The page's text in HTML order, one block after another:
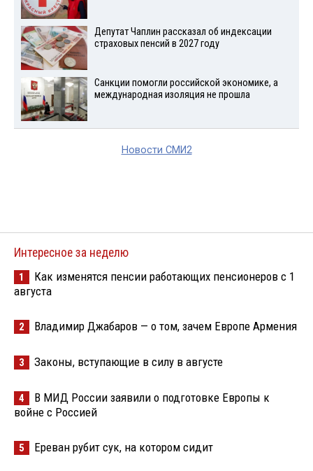
Депутат Чаплин рассказал об индексации
страховых пенсий в 2027 году
Санкции помогли российской экономике, а
международная изоляция не прошла
Новости СМИ2
Интересное за неделю
1
Как изменятся пенсии работающих пенсионеров с 1
августа
2 Владимир Джабаров — о том, зачем Европе Армения
3 Законы, вступающие в силу в августе
4
В МИД России заявили о подготовке Европы к
войне с Россией
5 Ереван рубит сук, на котором сидит